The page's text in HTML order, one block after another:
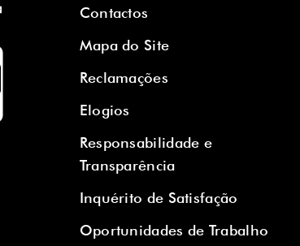
Contactos
Mapa do Site
Reclamações
Elogios
Responsabilidade e
Transparência
Inquérito de Satisfação
Oportunidades de Trabalho